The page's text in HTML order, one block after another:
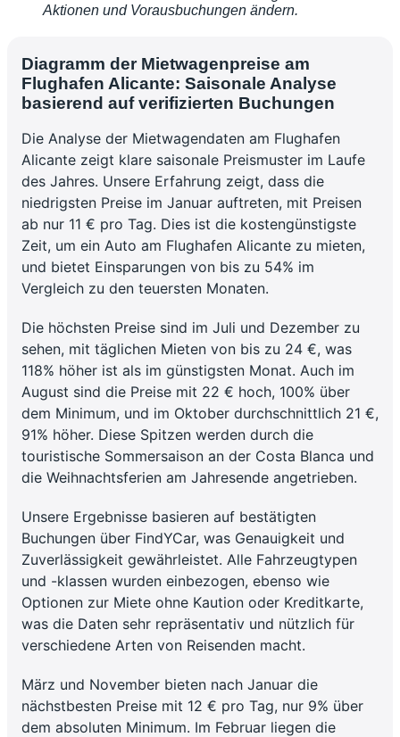
Aktionen und Vorausbuchungen ändern.
Diagramm der Mietwagenpreise am
Flughafen Alicante: Saisonale Analyse
basierend auf verifizierten Buchungen
Die Analyse der Mietwagendaten am Flughafen
Alicante zeigt klare saisonale Preismuster im Laufe
des Jahres. Unsere Erfahrung zeigt, dass die
niedrigsten Preise im Januar auftreten, mit Preisen
ab nur 11 € pro Tag. Dies ist die kostengünstigste
Zeit, um ein Auto am Flughafen Alicante zu mieten,
und bietet Einsparungen von bis zu 54% im
Vergleich zu den teuersten Monaten.
Die höchsten Preise sind im Juli und Dezember zu
sehen, mit täglichen Mieten von bis zu 24 €, was
118% höher ist als im günstigsten Monat. Auch im
August sind die Preise mit 22 € hoch, 100% über
dem Minimum, und im Oktober durchschnittlich 21 €,
91% höher. Diese Spitzen werden durch die
touristische Sommersaison an der Costa Blanca und
die Weihnachtsferien am Jahresende angetrieben.
Unsere Ergebnisse basieren auf bestätigten
Buchungen über FindYCar, was Genauigkeit und
Zuverlässigkeit gewährleistet. Alle Fahrzeugtypen
und -klassen wurden einbezogen, ebenso wie
Optionen zur Miete ohne Kaution oder Kreditkarte,
was die Daten sehr repräsentativ und nützlich für
verschiedene Arten von Reisenden macht.
März und November bieten nach Januar die
nächstbesten Preise mit 12 € pro Tag, nur 9% über
dem absoluten Minimum. Im Februar liegen die